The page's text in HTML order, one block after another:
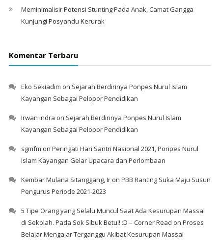
Meminimalisir Potensi Stunting Pada Anak, Camat Gangga
Kunjungi Posyandu Kerurak
Komentar Terbaru
Eko Sekiadim on Sejarah Berdirinya Ponpes Nurul Islam
Kayangan Sebagai Pelopor Pendidikan
Irwan Indra on Sejarah Berdirinya Ponpes Nurul Islam
Kayangan Sebagai Pelopor Pendidikan
sgmfm on Peringati Hari Santri Nasional 2021, Ponpes Nurul
Islam Kayangan Gelar Upacara dan Perlombaan
Kembar Mulana Sitanggang, Iron PBB Ranting Suka Maju Susun
Pengurus Periode 2021-2023
5 Tipe Orang yang Selalu Muncul Saat Ada Kesurupan Massal
di Sekolah. Pada Sok Sibuk Betul! :D – Corner Read on Proses
Belajar Mengajar Terganggu Akibat Kesurupan Massal